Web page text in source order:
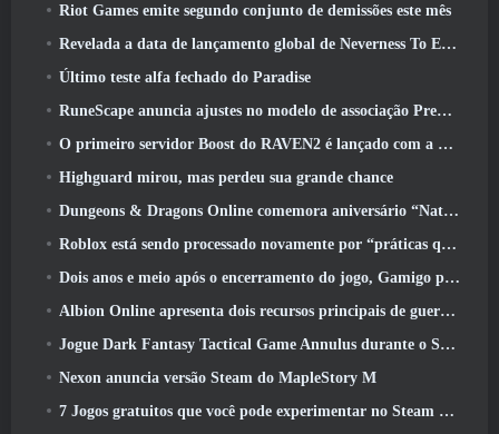
Riot Games emite segundo conjunto de demissões este mês
Revelada a data de lançamento global de Neverness To Everness
Último teste alfa fechado do Paradise
RuneScape anuncia ajustes no modelo de associação Premier para levar em conta as mudanças recentes no MMORPG
O primeiro servidor Boost do RAVEN2 é lançado com a atualização de hoje
Highguard mirou, mas perdeu sua grande chance
Dungeons & Dragons Online comemora aniversário “Natural 20” com missões e recompensas especiais
Roblox está sendo processado novamente por “práticas que colocam em perigo e exploram crianças”
Dois anos e meio após o encerramento do jogo, Gamigo provoca o retorno do MMO medieval Glory Victis
Albion Online apresenta dois recursos principais de guerra de facções na atualização Realm Divided Part II
Jogue Dark Fantasy Tactical Game Annulus durante o Steam Next Fest
Nexon anuncia versão Steam do MapleStory M
7 Jogos gratuitos que você pode experimentar no Steam Next Fest